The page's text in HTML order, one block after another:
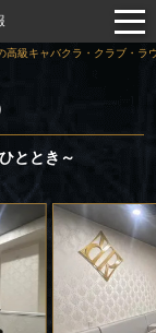
高級キャバクラ・クラブ・ラ
ととき～